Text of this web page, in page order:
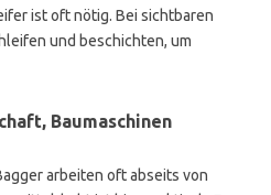
ist oft nötig. Bei sichtbaren
und beschichten, um
Baumaschinen
arbeiten oft abseits von